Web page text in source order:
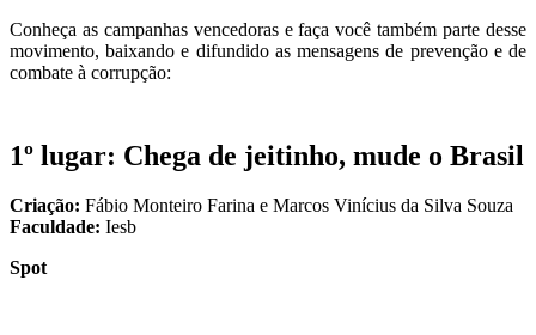
Conheça as campanhas vencedoras e faça você também parte desse
movimento, baixando e difundido as mensagens de prevenção e de
combate à corrupção:
1º lugar: Chega de jeitinho, mude o Brasil
Criação: Fábio Monteiro Farina e Marcos Vinícius da Silva Souza
Faculdade: Iesb
Spot